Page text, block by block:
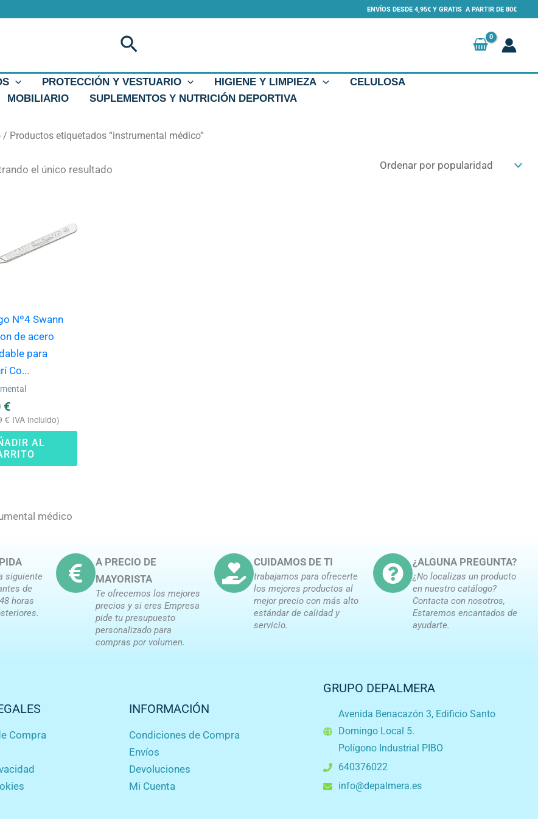
ENVÍOS DESDE 4,95€ Y GRATIS A PARTIR DE 80€
Buscar
PROTECCIÓN Y VESTUARIO HIGIENE Y LIMPIEZA
CELULOSA
MOBILIARIO SUPLEMENTOS Y NUTRICIÓN DEPORTIVA
/ Productos etiquetados “instrumental médico”
el único resultado
Nº4 Swann
de acero
para
Co...
€
€ IVA incluido)
AL
médico
siguiente
de
horas
A PRECIO DE
MAYORISTA
Te ofrecemos los mejores
precios y si eres Empresa
pide tu presupuesto
personalizado para
compras por volumen.
CUIDAMOS DE TI
trabajamos para ofrecerte
los mejores productos al
mejor precio con más alto
estándar de calidad y
servicio.
¿ALGUNA PREGUNTA?
¿No localizas un producto
en nuestro catálogo?
Contacta con nosotros,
Estaremos encantados de
ayudarte.
Compra
INFORMACIÓN
Condiciones de Compra
Envíos
Devoluciones
Mi Cuenta
GRUPO DEPALMERA
Avenida Benacazón 3, Edificio Santo
Domingo Local 5.
Polígono Industrial PIBO
640376022
info@depalmera.es